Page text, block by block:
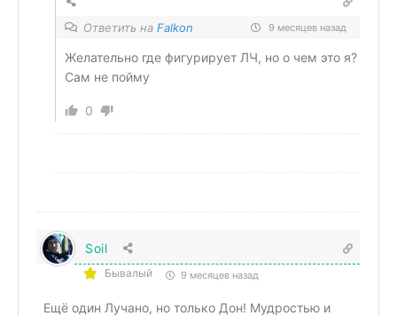
Ответить на Falkon 9 месяцев назад
Желательно где фигурирует ЛЧ, но о чем это я?
Сам не пойму
0
Soil
Бывалый 9 месяцев назад
Ещё один Лучано, но только Дон! Мудростью и